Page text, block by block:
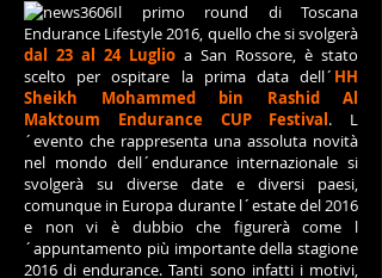
Il primo round di Toscana
Endurance Lifestyle 2016, quello che si svolgerà
dal 23 al 24 Luglio a San Rossore, è stato
scelto per ospitare la prima data dell´ HH
Sheikh Mohammed bin Rashid Al
Maktoum Endurance CUP Festival. L
´evento che rappresenta una assoluta novità
nel mondo dell´endurance internazionale si
svolgerà su diverse date e diversi paesi,
comunque in Europa durante l´estate del 2016
e non vi è dubbio che figurerà come l
´appuntamento più importante della stagione
2016 di endurance. Tanti sono infatti i motivi,